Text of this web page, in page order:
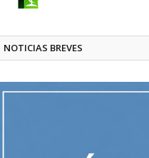
NOTICIAS BREVES